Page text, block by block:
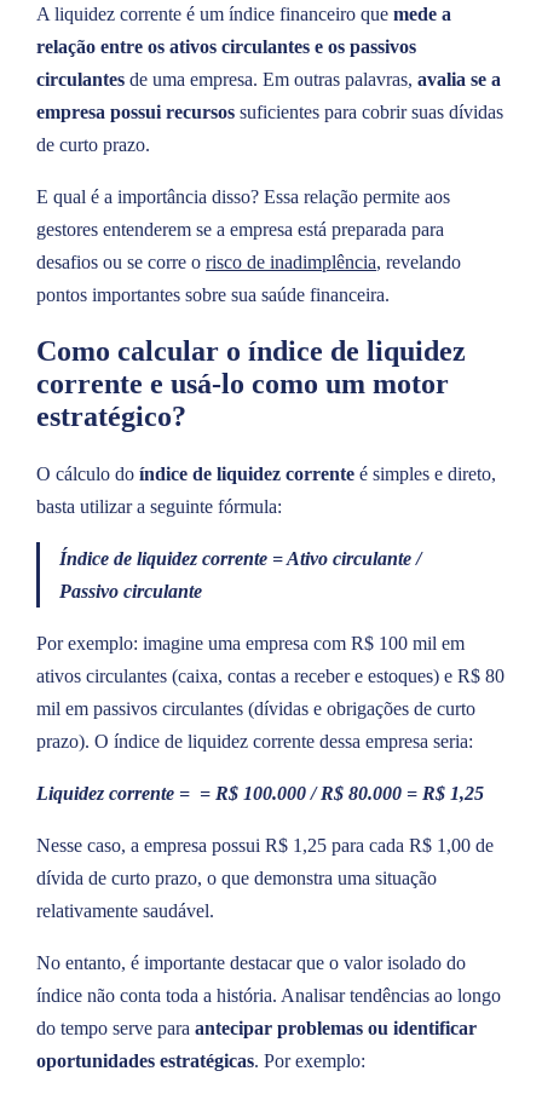
A liquidez corrente é um índice financeiro que mede a
relação entre os ativos circulantes e os passivos
circulantes de uma empresa. Em outras palavras, avalia se a
empresa possui recursos suficientes para cobrir suas dívidas
de curto prazo.
E qual é a importância disso? Essa relação permite aos
gestores entenderem se a empresa está preparada para
desafios ou se corre o risco de inadimplência, revelando
pontos importantes sobre sua saúde financeira.
Como calcular o índice de liquidez
corrente e usá-lo como um motor
estratégico?
O cálculo do índice de liquidez corrente é simples e direto,
basta utilizar a seguinte fórmula:
Índice de liquidez corrente = Ativo circulante /
Passivo circulante
Por exemplo: imagine uma empresa com R$ 100 mil em
ativos circulantes (caixa, contas a receber e estoques) e R$ 80
mil em passivos circulantes (dívidas e obrigações de curto
prazo). O índice de liquidez corrente dessa empresa seria:
Liquidez corrente = = R$ 100.000 / R$ 80.000 = R$ 1,25
Nesse caso, a empresa possui R$ 1,25 para cada R$ 1,00 de
dívida de curto prazo, o que demonstra uma situação
relativamente saudável.
No entanto, é importante destacar que o valor isolado do
índice não conta toda a história. Analisar tendências ao longo
do tempo serve para antecipar problemas ou identificar
oportunidades estratégicas. Por exemplo: